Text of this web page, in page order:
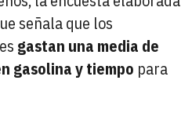
señala que los
gastan una media de
gasolina y tiempo para